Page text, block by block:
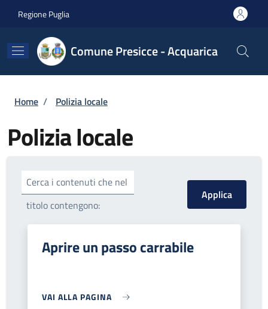
Regione Puglia
Comune Presicce - Acquarica
Briciole di pane
Home / Polizia locale
Polizia locale
Cerca i contenuti che nel
titolo contengono:
Aprire un passo carrabile
VAI ALLA PAGINA